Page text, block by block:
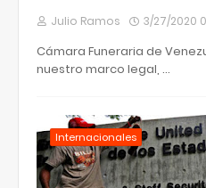
Julio Ramos 3/27/2020
Cámara Funeraria de
nuestro marco legal, …
Internacionales